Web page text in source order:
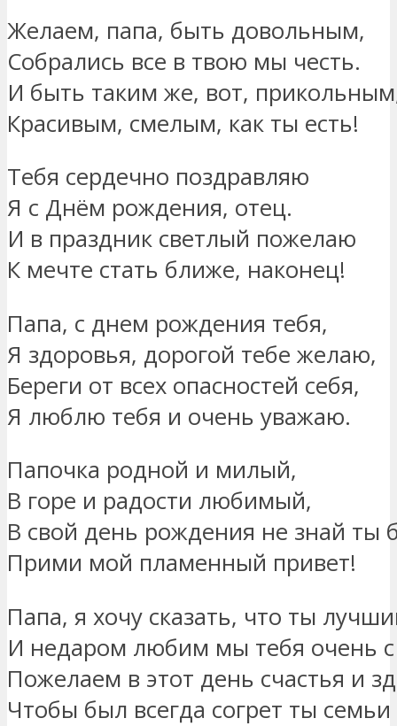
Желаем, папа, быть довольным,
Собрались все в твою мы честь.
И быть таким же, вот,
Красивым, смелым, как ты есть!
Тебя сердечно поздравляю
Я с Днём рождения, отец.
И в праздник светлый пожелаю
К мечте стать ближе, наконец!
Папа, с днем рождения тебя,
Я здоровья, дорогой тебе желаю,
Береги от всех опасностей себя,
Я люблю тебя и очень уважаю.
Папочка родной и милый,
В горе и радости любимый,
В свой день рождения не знай ты
Прими мой пламенный привет!
Папа, я хочу сказать, что ты
И недаром любим мы тебя очень
Пожелаем в этот день счастья и
Чтобы был всегда согрет ты